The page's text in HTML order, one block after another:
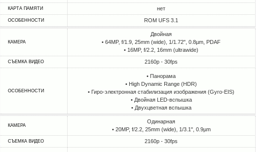
КАРТА ПАМЯТИ нет
ОСОБЕННОСТИ ROM UFS 3.1
КАМЕРА
Двойная
• 64MP, f/1.9, 25mm (wide), 1/1.72", 0.8µm, PDAF
• 16MP, f/2.2, 16mm (ultrawide)
СЪЕМКА ВИДЕО 2160p - 30fps
ОСОБЕННОСТИ
• Панорама
• High Dynamic Range (HDR)
• Гиро-электронная стабилизация изображения (Gyro-EIS)
• Двойная LED-вспышка
• Двухцветная вспышка
КАМЕРА
Одинарная
• 20MP, f/2.2, 25mm (wide), 1/3.1", 0.9µm
СЪЕМКА ВИДЕО 2160p - 30fps